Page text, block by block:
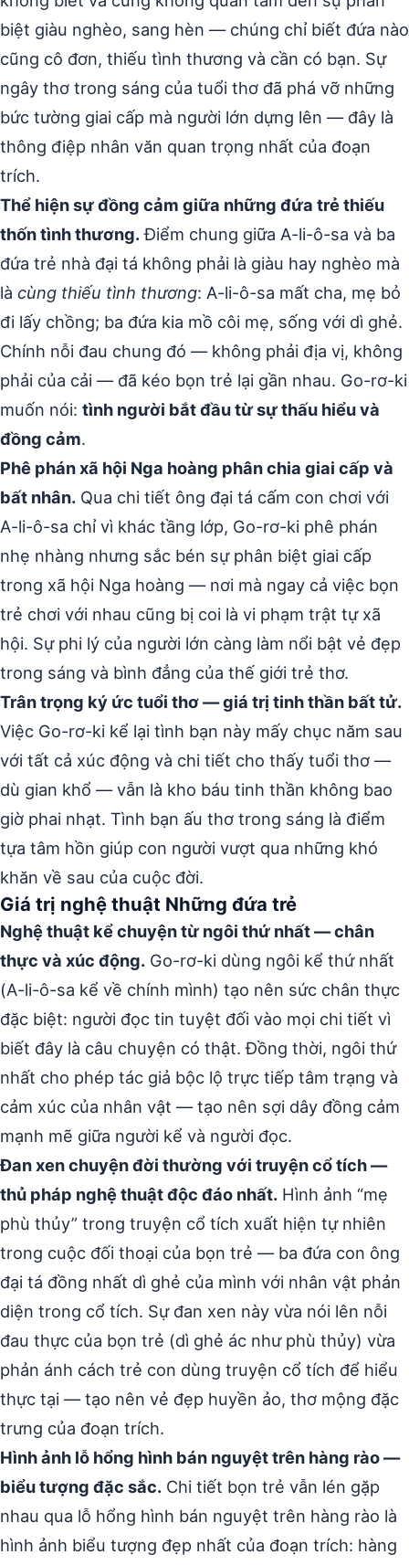
biệt giàu nghèo, sang hèn — chúng chỉ biết đứa nào
cũng cô đơn, thiếu tình thương và cần có bạn. Sự
ngây thơ trong sáng của tuổi thơ đã phá vỡ những
bức tường giai cấp mà người lớn dựng lên — đây là
thông điệp nhân văn quan trọng nhất của đoạn
trích.
Thể hiện sự đồng cảm giữa những đứa trẻ thiếu
thốn tình thương.Điểm chung giữa A-li-ô-sa và ba
đứa trẻ nhà đại tá không phải là giàu hay nghèo mà
là cùng thiếu tình thương: A-li-ô-sa mất cha, mẹ bỏ
đi lấy chồng; ba đứa kia mồ côi mẹ, sống với dì ghẻ.
Chính nỗi đau chung đó — không phải địa vị, không
phải của cải — đã kéo bọn trẻ lại gần nhau. Go-rơ-ki
muốn nói: tình người bắt đầu từ sự thấu hiểu và
đồng cảm.
Phê phán xã hội Nga hoàng phân chia giai cấp và
bất nhân. Qua chi tiết ông đại tá cấm con chơi với
A-li-ô-sa chỉ vì khác tầng lớp, Go-rơ-ki phê phán
nhẹ nhàng nhưng sắc bén sự phân biệt giai cấp
trong xã hội Nga hoàng — nơi mà ngay cả việc bọn
trẻ chơi với nhau cũng bị coi là vi phạm trật tự xã
hội. Sự phi lý của người lớn càng làm nổi bật vẻ đẹp
trong sáng và bình đẳng của thế giới trẻ thơ.
Trân trọng ký ức tuổi thơ — giá trị tinh thần bất tử.
Việc Go-rơ-ki kể lại tình bạn này mấy chục năm sau
với tất cả xúc động và chi tiết cho thấy tuổi thơ —
dù gian khổ — vẫn là kho báu tinh thần không bao
giờ phai nhạt. Tình bạn ấu thơ trong sáng là điểm
tựa tâm hồn giúp con người vượt qua những khó
khăn về sau của cuộc đời.
Giá trị nghệ thuật Những đứa trẻ
Nghệ thuật kể chuyện từ ngôi thứ nhất — chân
thực và xúc động. Go-rơ-ki dùng ngôi kể thứ nhất
(A-li-ô-sa kể về chính mình) tạo nên sức chân thực
đặc biệt: người đọc tin tuyệt đối vào mọi chi tiết vì
biết đây là câu chuyện có thật. Đồng thời, ngôi thứ
nhất cho phép tác giả bộc lộ trực tiếp tâm trạng và
cảm xúc của nhân vật — tạo nên sợi dây đồng cảm
mạnh mẽ giữa người kể và người đọc.
Đan xen chuyện đời thường với truyện cổ tích —
thủ pháp nghệ thuật độc đáo nhất. Hình ảnh “mẹ
phù thủy” trong truyện cổ tích xuất hiện tự nhiên
trong cuộc đối thoại của bọn trẻ — ba đứa con ông
đại tá đồng nhất dì ghẻ của mình với nhân vật phản
diện trong cổ tích. Sự đan xen này vừa nói lên nỗi
đau thực của bọn trẻ (dì ghẻ ác như phù thủy) vừa
phản ánh cách trẻ con dùng truyện cổ tích để hiểu
thực tại — tạo nên vẻ đẹp huyền ảo, thơ mộng đặc
trưng của đoạn trích.
Hình ảnh lỗ hổng hình bán nguyệt trên hàng rào —
biểu tượng đặc sắc. Chi tiết bọn trẻ vẫn lén gặp
nhau qua lỗ hổng hình bán nguyệt trên hàng rào là
hình ảnh biểu tượng đẹp nhất của đoạn trích: hàng